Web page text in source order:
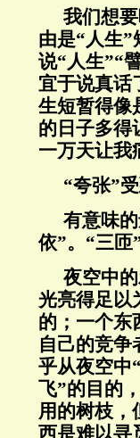
我们想
由是“人生”
说“人生”“
宜于说真话
生短暂得像
的日子多得
一万天让我
“夸张”
有意味
依”。“三匝
夜空中
光亮得足以
的；一个东
自己的竞争
乎从夜空
飞”的目的
用的树枝，
西是难以寻